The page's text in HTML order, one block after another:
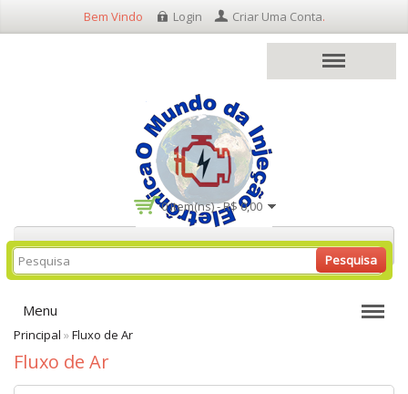
Bem Vindo Login Criar Uma Conta.
0 item(ns) - R$ 0,00
Pesquisa
Menu
Principal »Fluxo de Ar
Fluxo de Ar